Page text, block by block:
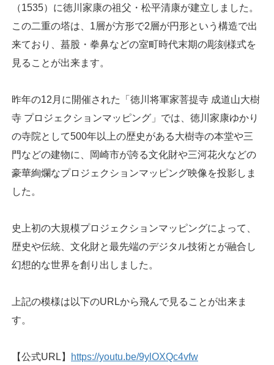
（1535）に徳川家康の祖父・松平清康が建立しました。
この二重の塔は、1層が方形で2層が円形という構造で出
来ており、蟇股・拳鼻などの室町時代末期の彫刻様式を
見ることが出来ます。
昨年の12月に開催された「徳川将軍家菩提寺 成道山大樹
寺 プロジェクションマッピング」では、徳川家康ゆかり
の寺院として500年以上の歴史がある大樹寺の本堂や三
門などの建物に、岡崎市が誇る文化財や三河花火などの
豪華絢爛なプロジェクションマッピング映像を投影しま
した。
史上初の大規模プロジェクションマッピングによって、
歴史や伝統、文化財と最先端のデジタル技術とが融合し
幻想的な世界を創り出しました。
上記の模様は以下のURLから飛んで見ることが出来ま
す。
【公式URL】 https://youtu.be/9ylOXQc4vfw